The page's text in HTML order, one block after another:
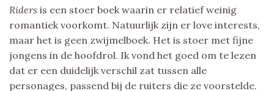
Riders is een stoer boek waarin er relatief weinig
romantiek voorkomt. Natuurlijk zijn er love interests,
maar het is geen zwijmelboek. Het is stoer met fijne
jongens in de hoofdrol. Ik vond het goed om te lezen
dat er een duidelijk verschil zat tussen alle
personages, passend bij de ruiters die ze voorstelde.